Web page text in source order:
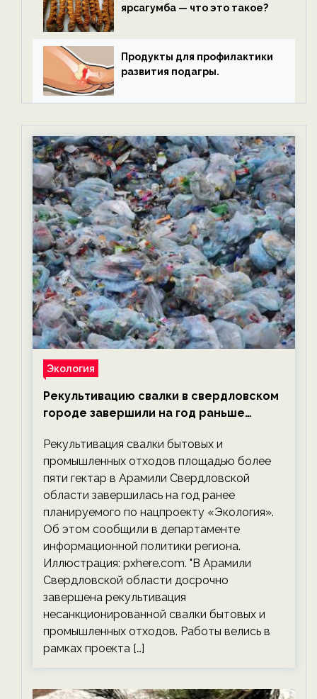
ярсагумба — что это такое?
Продукты для профилактики
развития подагры.
Экология
Рекультивацию свалки в свердловском
городе завершили на год раньше
экологии на ECOportal
Рекультивация свалки бытовых и
промышленных отходов площадью более
пяти гектар в Арамили Свердловской
области завершилась на год ранее
планируемого по нацпроекту «Экология».
Об этом сообщили в департаменте
информационной политики региона.
Иллюстрация: pxhere.com. "В Арамили
Свердловской области досрочно
завершена рекультивация
несанкционированной свалки бытовых и
промышленных отходов. Работы велись в
рамках проекта […]